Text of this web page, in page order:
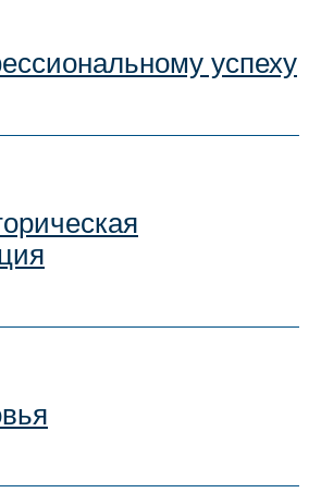
успеху